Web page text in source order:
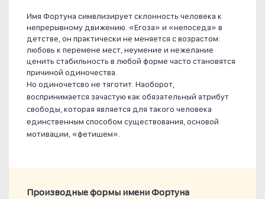
Имя Фортуна симвлизирует склонность человека к
непрерывному движению. «Егоза» и «непоседа» в
детстве, он практически не меняется с возрастом:
любовь к перемене мест, неумение и нежелание
ценить стабильность в любой форме часто становятся
причиной одиночества.
Но одиночетсво не тяготит. Наоборот,
воспринимается зачастую как обязательный атрибут
свободы, которая является для такого человека
единственным способом существования, основой
мотивации, «фетишем».
Производные формы имени Фортуна